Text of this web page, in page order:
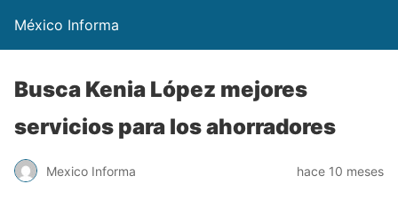
México Informa
Busca Kenia López mejores
servicios para los ahorradores
Mexico Informa hace 10 meses